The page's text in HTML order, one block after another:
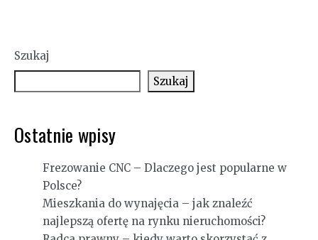
Szukaj
Szukaj
Ostatnie wpisy
Frezowanie CNC – Dlaczego jest popularne w
Polsce?
Mieszkania do wynajęcia – jak znaleźć
najlepszą ofertę na rynku nieruchomości?